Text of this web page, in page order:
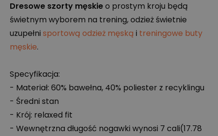
Dresowe szorty męskieo prostym kroju będą
świetnym wyborem na trening, odzież świetnie
uzupełni sportową odzież męską i treningowe buty
męskie.
Specyfikacja:
- Materiał: 60% bawełna, 40% poliester z recyklingu
- Średni stan
- Krój: relaxed fit
- Wewnętrzna długość nogawki wynosi 7 cali(17.78